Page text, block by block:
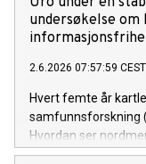
undersøkelse om
2.6.2026 07:57:59 CEST
Hvert femte år
samfunnsforskning
Hvordan ser
forskningsrapport